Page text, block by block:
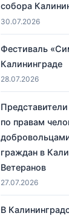
собора
30.07.2026
Фестиваль
Калининграде
28.07.2026
по правам
граждан в
Ветеранов
27.07.2026
В